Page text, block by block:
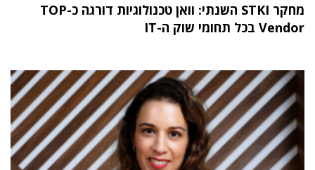
מחקר STKI השנתי: וואן טכנולוגיות דורגה כ-TOP
Vendor בכל תחומי שוק ה-IT